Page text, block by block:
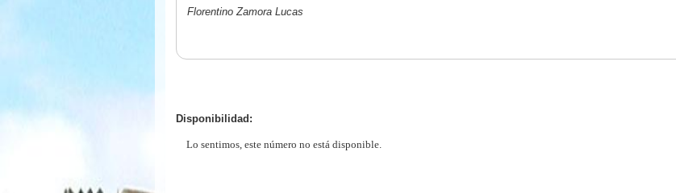
Florentino Zamora Lucas
Disponibilidad:
Lo sentimos, este número no está disponible.